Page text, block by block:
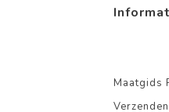
Maatgids